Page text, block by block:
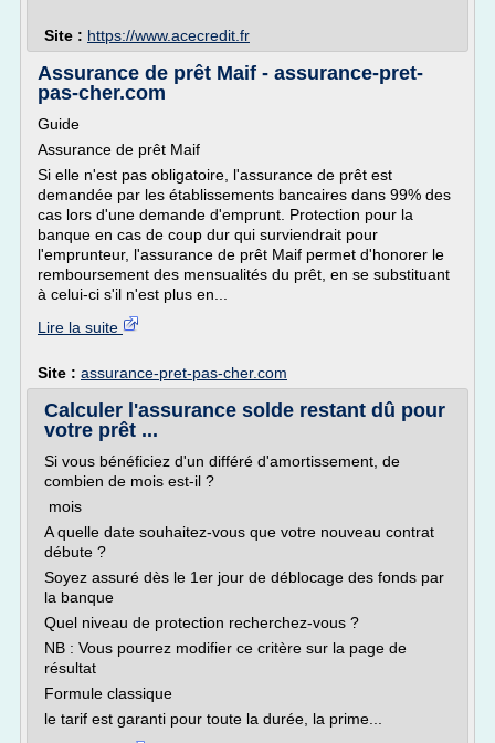
Site : https://www.acecredit.fr
Assurance de prêt Maif - assurance-pret-
pas-cher.com
Guide
Assurance de prêt Maif
Si elle n'est pas obligatoire, l'assurance de prêt est
demandée par les établissements bancaires dans 99% des
cas lors d'une demande d'emprunt. Protection pour la
banque en cas de coup dur qui surviendrait pour
l'emprunteur, l'assurance de prêt Maif permet d'honorer le
remboursement des mensualités du prêt, en se substituant
à celui-ci s'il n'est plus en...
Lire la suite
Site : assurance-pret-pas-cher.com
Calculer l'assurance solde restant dû pour
votre prêt ...
Si vous bénéficiez d'un différé d'amortissement, de
combien de mois est-il ?
mois
A quelle date souhaitez-vous que votre nouveau contrat
débute ?
Soyez assuré dès le 1er jour de déblocage des fonds par
la banque
Quel niveau de protection recherchez-vous ?
NB : Vous pourrez modifier ce critère sur la page de
résultat
Formule classique
le tarif est garanti pour toute la durée, la prime...